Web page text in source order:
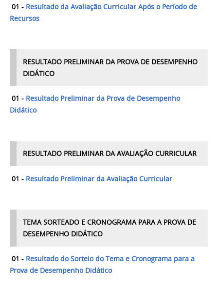
01 - Resultado da Avaliação Curricular Após o Período de
Recursos
RESULTADO PRELIMINAR DA PROVA DE DESEMPENHO
DIDÁTICO
01 - Resultado Preliminar da Prova de Desempenho
Didático
RESULTADO PRELIMINAR DA AVALIAÇÃO CURRICULAR
01 - Resultado Preliminar da Avaliação Curricular
TEMA SORTEADO E CRONOGRAMA PARA A PROVA DE
DESEMPENHO DIDÁTICO
01 - Resultado do Sorteio do Tema e Cronograma para a
Prova de Desempenho Didático